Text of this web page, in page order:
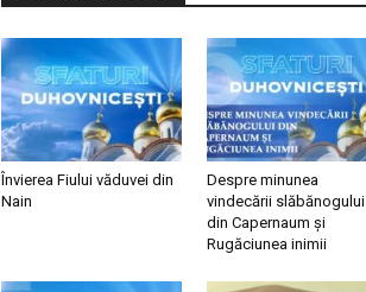
Învierea Fiului văduvei din
Nain
Despre minunea
vindecării slăbănogului
din Capernaum și
Rugăciunea inimii